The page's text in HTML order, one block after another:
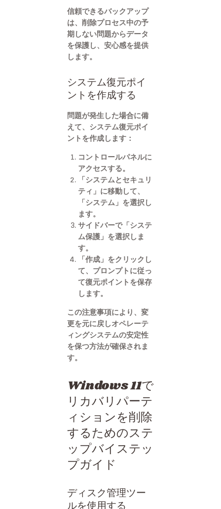
信頼できるバックアップ
は、削除プロセス中の予
期しない問題からデータ
を保護し、安心感を提供
します。
システム復元ポイ
ントを作成する
問題が発生した場合に備
えて、システム復元ポイ
ントを作成します：
コントロールパネルに
アクセスする。
「システムとセキュリ
ティ」に移動して、
「システム」を選択し
ます。
サイドバーで「システ
ム保護」を選択しま
す。
「作成」をクリックし
て、プロンプトに従っ
て復元ポイントを保存
します。
この注意事項により、変
更を元に戻しオペレーテ
ィングシステムの安定性
を保つ方法が確保されま
す。
Windows 11で
リカバリパーテ
ィションを削除
するためのステ
ップバイステッ
プガイド
ディスク管理ツー